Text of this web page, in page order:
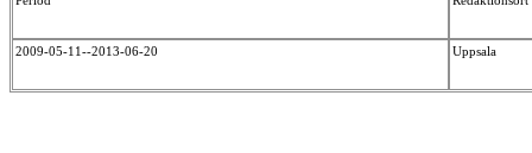
2009-05-11--2013-06-20 Uppsala